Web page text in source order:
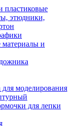
пластиковые
этюдники,
материалы и
для моделирования
для лепки